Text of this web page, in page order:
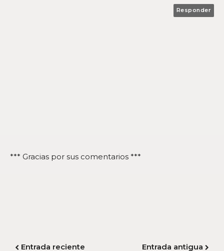
Responder
*** Gracias por sus comentarios ***
Entrada reciente Entrada antigua